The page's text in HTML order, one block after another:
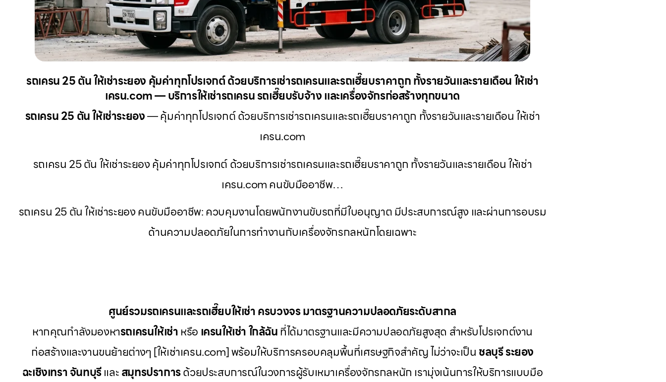
รถเครน 25 ตัน ให้เช่าระยอง คุ้มค่าทุกโปรเจกต์ ด้วยบริการเช่ารถเครนและรถเฮี๊ยบราคาถูก ทั้งรายวันและรายเดือน ให้เช่า
เครน.com — บริการให้เช่ารถเครน รถเฮี๊ยบรับจ้าง และเครื่องจักรก่อสร้างทุกขนาด
รถเครน 25 ตัน ให้เช่าระยอง— คุ้มค่าทุกโปรเจกต์ ด้วยบริการเช่ารถเครนและรถเฮี๊ยบราคาถูก ทั้งรายวันและรายเดือน ให้เช่า
เครน.com
รถเครน 25 ตัน ให้เช่าระยอง คุ้มค่าทุกโปรเจกต์ ด้วยบริการเช่ารถเครนและรถเฮี๊ยบราคาถูก ทั้งรายวันและรายเดือน ให้เช่า
เครน.com คนขับมืออาชีพ…
รถเครน 25 ตัน ให้เช่าระยอง คนขับมืออาชีพ: ควบคุมงานโดยพนักงานขับรถที่มีใบอนุญาต มีประสบการณ์สูง และผ่านการอบรม
ด้านความปลอดภัยในการทำงานกับเครื่องจักรกลหนักโดยเฉพาะ
ศูนย์รวมรถเครนและรถเฮี๊ยบให้เช่า ครบวงจร มาตรฐานความปลอดภัยระดับสากล
หากคุณกำลังมองหารถเครนให้เช่าหรือ เครนให้เช่าใกล้ฉันที่ได้มาตรฐานและมีความปลอดภัยสูงสุด สำหรับโปรเจกต์งาน
ก่อสร้างและงานขนย้ายต่างๆ [ให้เช่าเครน.com] พร้อมให้บริการครอบคลุมพื้นที่เศรษฐกิจสำคัญ ไม่ว่าจะเป็น ชลบุรี ระยอง
ฉะเชิงเทรา จันทบุรีและสมุทรปราการด้วยประสบการณ์ในวงการผู้รับเหมาเครื่องจักรกลหนัก เรามุ่งเน้นการให้บริการแบบมือ